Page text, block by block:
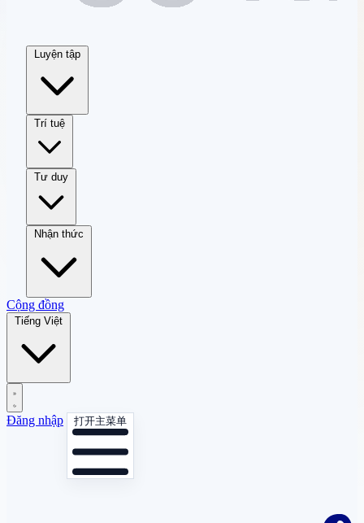
Luyện tập
Trí tuệ
Tư duy
Nhận thức
Cộng đồng
Tiếng Việt
Đăng nhập 打开主菜单